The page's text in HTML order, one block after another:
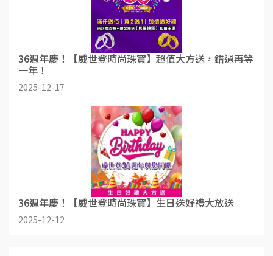
36週年慶！【威世登時尚珠寶】超值大方送，錯過再等
一年！
2025-12-17
36週年慶！【威世登時尚珠寶】生日送好禮大放送
2025-12-12